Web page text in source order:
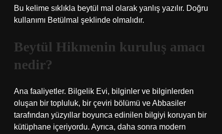
Bu kelime sıklıkla beytül mal olarak yanlış yazılır. Doğru
kullanımı Betülmal şeklinde olmalıdır.
Beytül Hikmenin kuruluş amacı
nedir?
Ana faaliyetler. Bilgelik Evi, bilginler ve bilginlerden
oluşan bir topluluk, bir çeviri bölümü ve Abbasiler
tarafından yüzyıllar boyunca edinilen bilgiyi koruyan bir
kütüphane içeriyordu. Ayrıca, daha sonra modern